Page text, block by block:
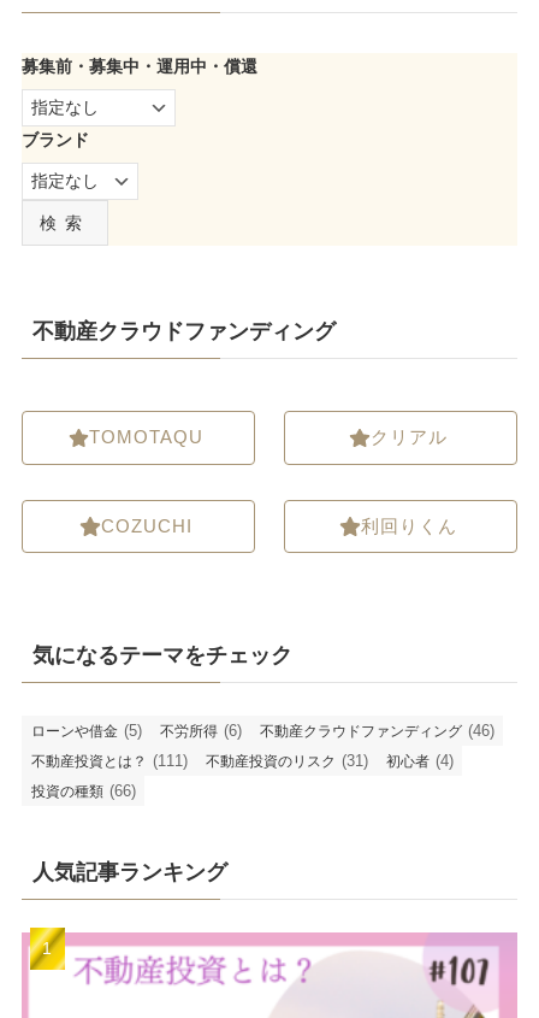
募集前・募集中・運用中・償還
ブランド
検索
不動産クラウドファンディング
TOMOTAQU
COZUCHI
クリアル
利回りくん
気になるテーマをチェック
ローンや借金 (5) 不労所得 (6) 不動産クラウドファンディング (46)
不動産投資とは？ (111) 不動産投資のリスク (31) 初心者 (4)
投資の種類 (66)
人気記事ランキング